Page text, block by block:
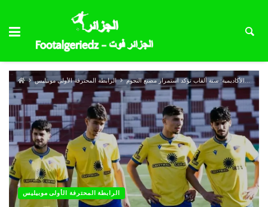
الرابطة المحترفة الأولى موبيليس بارادو بين خيبة الأكابر وإشعاع الأكاديمية: ستة ألقاب تؤكد استمرار مصنع النجوم
الرابطة المحترفة الأولى موبيليس